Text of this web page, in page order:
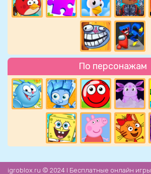
По персонажам
igroblox.ru © 2024 l Бесплатные онлайн игры